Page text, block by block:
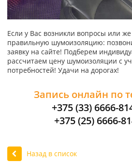
Если у Вас возникли вопросы или
правильную шумоизоляцию:
заявку на сайте! Подберем
рассчитаем цену шумоизоляции с
потребностей! Удачи на дорогах!
Запись онлайн по
+375 (33) 6666-
+375 (25) 6666-
Назад в список